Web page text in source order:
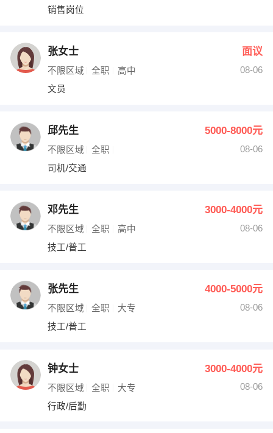
销售岗位
张女士 面议
不限区域 全职 高中
08-06
文员
邱先生 5000-8000元
不限区域 全职
08-06
司机/交通
邓先生 3000-4000元
不限区域 全职 高中
08-06
技工/普工
张先生 4000-5000元
不限区域 全职 大专
08-06
技工/普工
钟女士 3000-4000元
不限区域 全职 大专
08-06
行政/后勤